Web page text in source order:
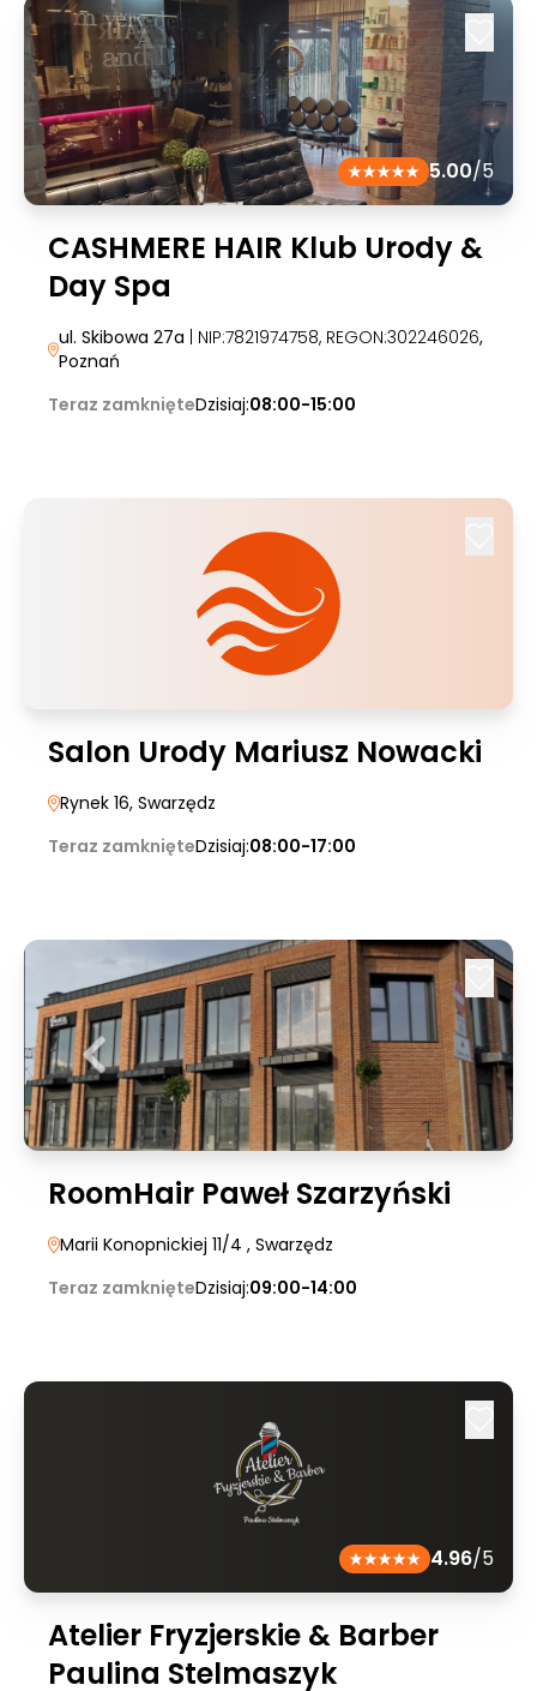
5.00/5
CASHMERE HAIR Klub Urody &
Day Spa
ul. Skibowa 27a | NIP:7821974758, REGON:302246026,
Poznań
Teraz zamknięteDzisiaj:08:00-15:00
Salon Urody Mariusz Nowacki
Rynek 16, Swarzędz
Teraz zamknięteDzisiaj:08:00-17:00
RoomHair Paweł Szarzyński
Marii Konopnickiej 11/4 , Swarzędz
Teraz zamknięteDzisiaj:09:00-14:00
4.96/5
Atelier Fryzjerskie & Barber
Paulina Stelmaszyk